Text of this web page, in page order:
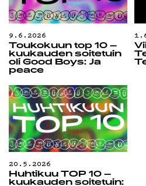
9.6.2026
Toukokuun top 10 –
kuukauden soitetuin
oli Good Boys: Ja
peace
20.5.2026
Huhtikuu TOP 10 –
kuukauden soitetuin: